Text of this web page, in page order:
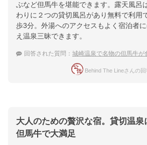
ぶなど但馬牛を堪能できます。露天風呂
わりに２つの貸切風呂があり無料で利用
歩3分。外湯へのアクセスもよく宿泊者
え温泉三昧できます。
回答された質問： 城崎温泉で名物の但馬牛が食べられるお
Behind The Lineさんの
大人のための贅沢な宿。貸切温泉
但馬牛で大満足